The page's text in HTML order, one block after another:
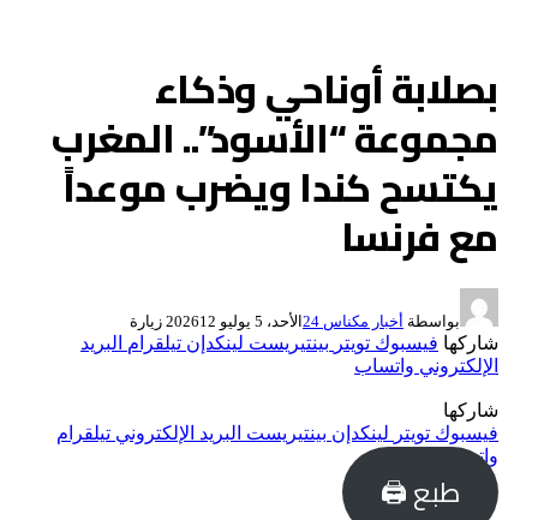
بصلابة أوناحي وذكاء
مجموعة “الأسود”.. المغرب
يكتسح كندا ويضرب موعداً
مع فرنسا
بواسطة أخبار مكناس 24 الأحد، 5 يوليو 2026 12 زيارة
شاركها فيسبوك تويتر بينتيريست لينكدإن تيلقرام البريد
الإلكتروني واتساب
شاركها
فيسبوك تويتر لينكدإن بينتيريست البريد الإلكتروني تيلقرام
واتساب
طبع 🖨